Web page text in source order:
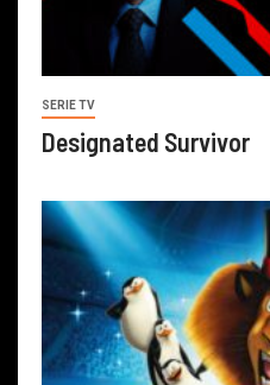
SERIE TV
Designated Survivor